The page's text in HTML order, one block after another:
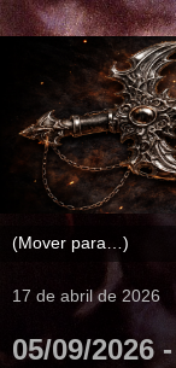
17 de abril de 2026
05/09/2026